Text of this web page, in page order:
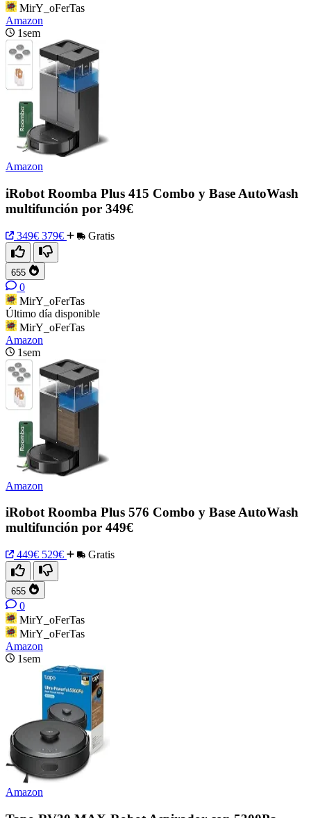
MirY_oFerTas
Amazon
1sem
Amazon
iRobot Roomba Plus 415 Combo y Base AutoWash
multifunción por 349€
349€ 379€ Gratis
655
0
MirY_oFerTas
Último día disponible
MirY_oFerTas
Amazon
1sem
Amazon
iRobot Roomba Plus 576 Combo y Base AutoWash
multifunción por 449€
449€ 529€ Gratis
655
0
MirY_oFerTas
MirY_oFerTas
Amazon
1sem
Amazon